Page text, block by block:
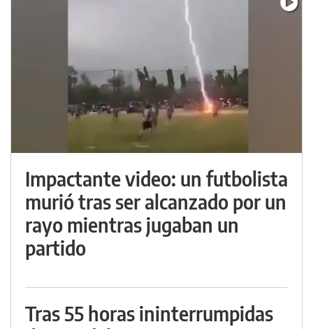
Impactante video: un futbolista
murió tras ser alcanzado por un
rayo mientras jugaban un
partido
Tras 55 horas ininterrumpidas